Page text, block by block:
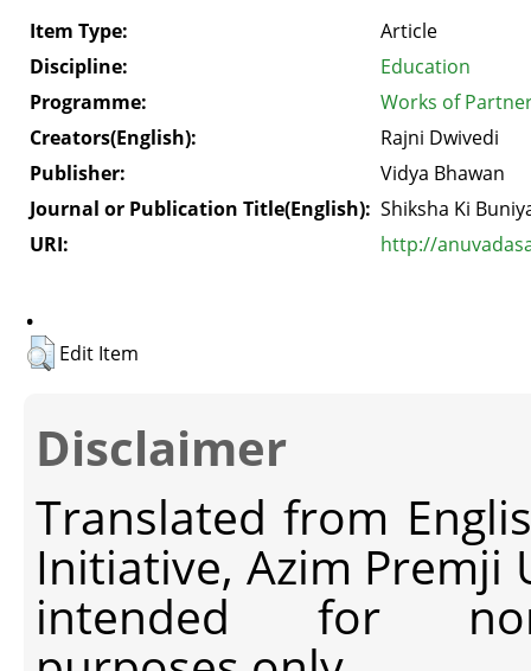
Item Type:
Article
Discipline:
Education
Programme:
Works of
Creators(English):
Rajni Dwivedi
Publisher:
Vidya Bhawan
Journal or Publication Title(English): Shiksha Ki
URI:
http://
.
Edit Item
Disclaimer
Translated from
Initiative, Azim Premji
intended for non-